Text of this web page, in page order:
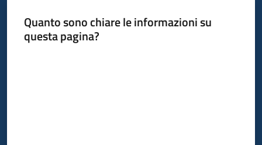
Quanto sono chiare le informazioni su
questa pagina?